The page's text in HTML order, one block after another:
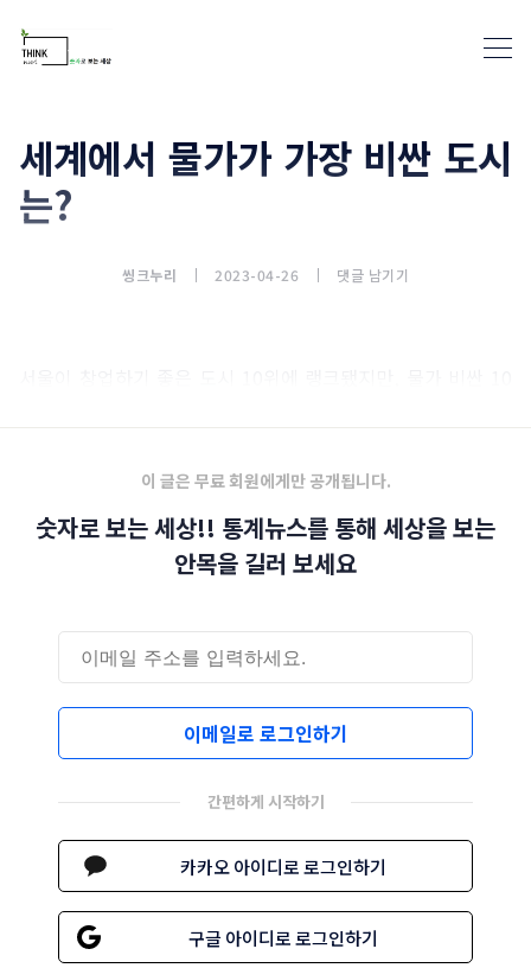
세계에서 물가가 가장 비싼 도시
는?
씽크누리 2023-04-26 댓글 남기기
이 글은 무료 회원에게만 공개됩니다.
숫자로 보는 세상!! 통계뉴스를 통해 세상을 보는
안목을 길러 보세요
이메일로 로그인하기
간편하게 시작하기
카카오 아이디로 로그인하기
구글 아이디로 로그인하기